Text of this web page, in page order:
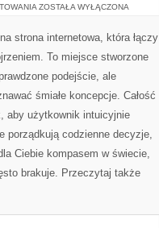
PORADY
JEŹDŹCÓW
ZOSTAŁA WYŁĄCZONA
strona internetowa, która łączy
To miejsce stworzone
podejście, ale
śmiałe koncepcje. Całość
aby użytkownik intuicyjnie
porządkują codzienne decyzje,
Ciebie kompasem w świecie,
brakuje. Przeczytaj także